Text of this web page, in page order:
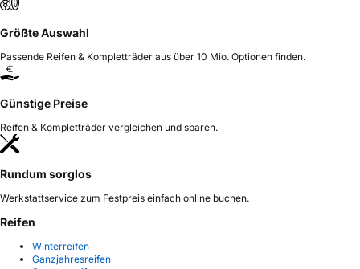
Größte Auswahl
Passende Reifen & Kompletträder aus über 10 Mio. Optionen finden.
Günstige Preise
Reifen & Kompletträder vergleichen und sparen.
Rundum sorglos
Werkstattservice zum Festpreis einfach online buchen.
Reifen
Winterreifen
Ganzjahresreifen